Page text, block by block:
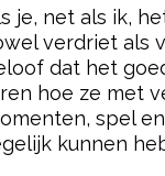
je, net als ik,
verdriet als
dat het
hoe ze met
spel
kunnen